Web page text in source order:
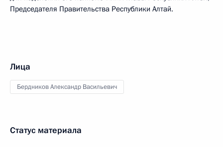
Председателя Правительства Республики Алтай.
Лица
Бердников Александр Васильевич
Статус материала